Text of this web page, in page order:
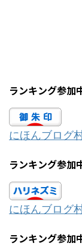
ランキング参加
にほんブログ
ランキング参加
にほんブログ
ランキング参加